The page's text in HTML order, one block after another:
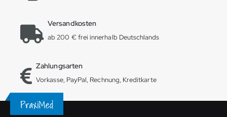
Versandkosten
ab 200 € frei innerhalb Deutschlands
Zahlungsarten
Vorkasse, PayPal, Rechnung, Kreditkarte